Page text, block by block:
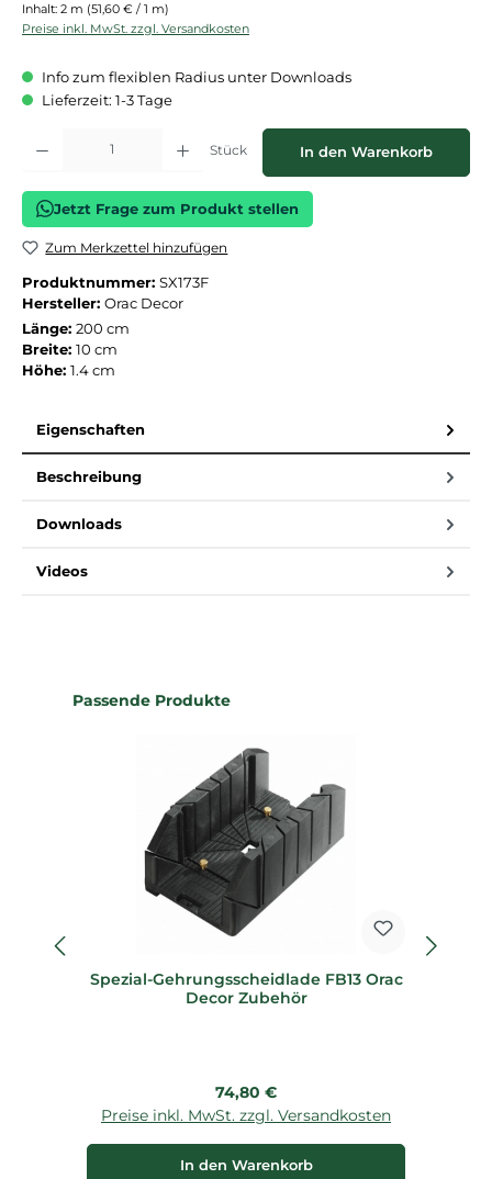
Inhalt: 2 m (51,60 € / 1 m)
Preise inkl. MwSt. zzgl. Versandkosten
Info zum flexiblen Radius unter Downloads
Lieferzeit: 1-3 Tage
Produkt Anzahl: Gib den gewünschten Wert ein oder benutze die
Stück In den Warenkorb
Jetzt Frage zum Produkt stellen
Zum Merkzettel hinzufügen
Produktnummer: SX173F
Hersteller: Orac Decor
Länge: 200 cm
Breite: 10 cm
Höhe: 1.4 cm
Eigenschaften
Beschreibung
Downloads
Videos
Produktgalerie überspringen
Passende Produkte
Spezial-Gehrungsscheidlade FB13 Orac
Decor Zubehör
Regulärer Preis:
74,80 €
Preise inkl. MwSt. zzgl. Versandkosten
In den Warenkorb